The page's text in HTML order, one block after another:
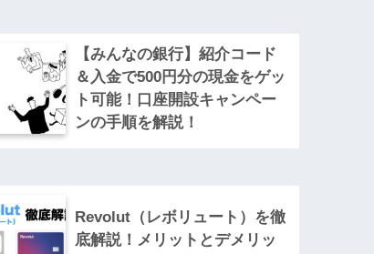
【みんなの銀行】紹介コード
＆入金で500円分の現金をゲッ
ト可能！口座開設キャンペー
ンの手順を解説！
Revolut（レボリュート）を徹
底解説！メリットとデメリッ